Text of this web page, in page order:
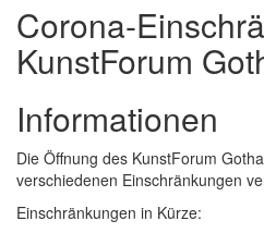
Corona-
KunstForum
Informationen
Die Öffnung des KunstForum
verschiedenen Einschränkungen
Einschränkungen in Kürze: